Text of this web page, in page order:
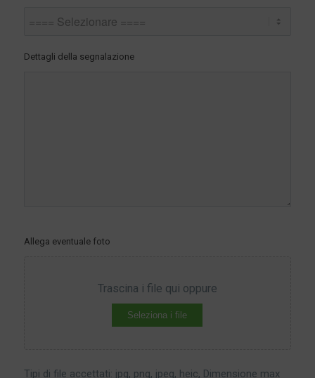
Dettagli della segnalazione
Allega eventuale foto
Trascina i file qui oppure
Seleziona i file
Tipi di file accettati: jpg, png, jpeg, heic, Dimensione max